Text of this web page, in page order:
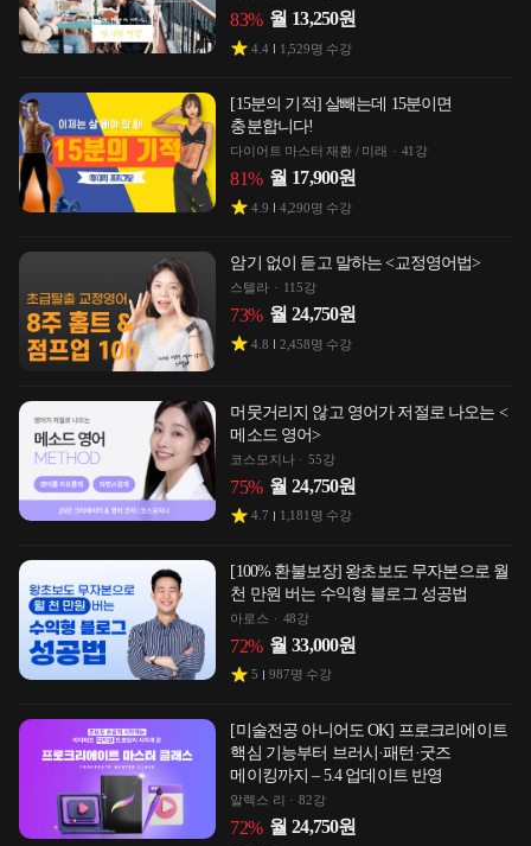
83% 월 13,250원
4.4 1,529명 수강
[15분의 기적] 살빼는데 15분이면
충분합니다!
다이어트 마스터 재환 / 미래 41강
81% 월 17,900원
4.9 4,290명 수강
암기 없이 듣고 말하는 <교정영어법>
스텔라 115강
73% 월 24,750원
4.8 2,458명 수강
머뭇거리지 않고 영어가 저절로 나오는 <
메소드 영어>
코스모지나 55강
75% 월 24,750원
4.7 1,181 명 수강
[100% 환불보장] 왕초보도 무자본으로 월
천 만원 버는 수익형 블로그 성공법
아로스 48강
72% 월 33,000원
5 987명 수강
[미술전공 아니어도 OK] 프로크리에이트
핵심 기능부터 브러시·패턴·굿즈
메이킹까지 – 5.4 업데이트 반영
알렉스 리 82강
72% 월 24,750원